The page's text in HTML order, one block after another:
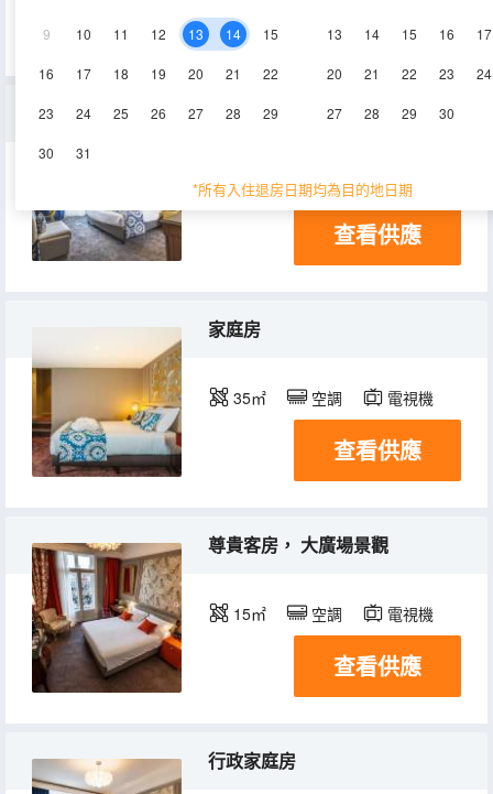
9 10 11 12 13 14 15
16 17 18 19 20 21 22
23 24 25 26 27 28 29
30 31
13 14 15 16 17
20 21 22 23 24
27 28 29 30
*所有入住退房日期均為目的地日期
豪華三人房
20㎡ 空調 電視機
查看供應
家庭房
35㎡ 空調 電視機
查看供應
尊貴客房， 大廣場景觀
15㎡ 空調 電視機
查看供應
行政家庭房